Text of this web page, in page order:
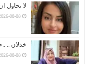
لا تحاول
08-08
خذلان ..
08-08